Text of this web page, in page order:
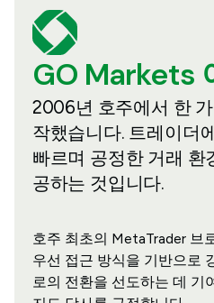
GO Markets
2006년 호주에서 한
작했습니다. 트레이더
빠르며 공정한 거래 환
공하는 것입니다.
호주 최초의 MetaTrader 브
우선 접근 방식을 기반으로
로의 전환을 선도하는 데 기